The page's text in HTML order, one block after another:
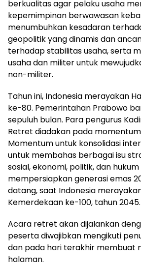
berkualitas agar pelaku usaha
kepemimpinan berwawasan
menumbuhkan kesadaran
geopolitik yang dinamis dan
terhadap stabilitas usaha, serta
usaha dan militer untuk
non-militer.
Tahun ini, Indonesia merayakan
ke-80. Pemerintahan Prabowo
sepuluh bulan. Para pengurus
Retret diadakan pada
Momentum untuk konsolidasi
untuk membahas berbagai isu
sosial, ekonomi, politik, dan
mempersiapkan generasi emas
datang, saat Indonesia
Kemerdekaan ke-100, tahun 2045.
Acara retret akan dijalankan
peserta diwajibkan mengikuti
dan pada hari terakhir membuat
halaman.